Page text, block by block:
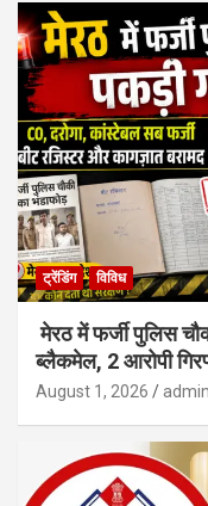
ट्रेंडिंग विविध
मेरठ में फर्जी पुलिस
ब्लैकमेल, 2 आरोपी
August 1, 2026